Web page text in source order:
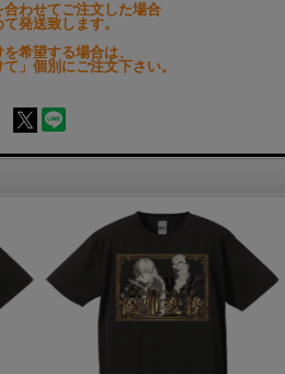
わせてご注文した場合
発送致します。
希望する場合は、
」個別にご注文下さい。